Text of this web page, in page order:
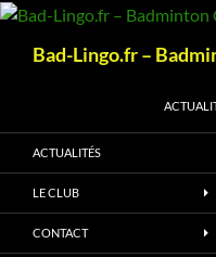
Aller
contenuBad-Lingo.fr –
ACTUALITÉS
LE CLUB
CONTACT